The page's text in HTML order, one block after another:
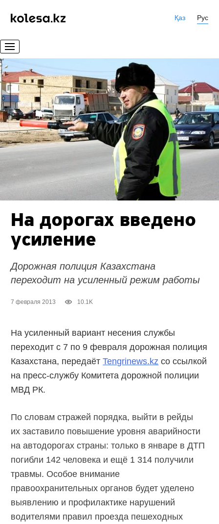
Қаз Рус
На дорогах введено
усиление
Дорожная полиция Казахстана
переходит на усиленный режим работы
7 февраля 2013 10.1K
На усиленный вариант несения службы
переходит с 7 по 9 февраля дорожная полиция
Казахстана, передаётTengrinews.kz со ссылкой
на пресс-службу Комитета дорожной полиции
МВД РК.
По словам стражей порядка, выйти в рейды
их заставило повышение уровня аварийности
на автодорогах страны: только в январе в ДТП
погибли 142 человека и ещё 1 314 получили
травмы. Особое внимание
правоохранительных органов будет уделено
выявлению и профилактике нарушений
водителями правил проезда пешеходных